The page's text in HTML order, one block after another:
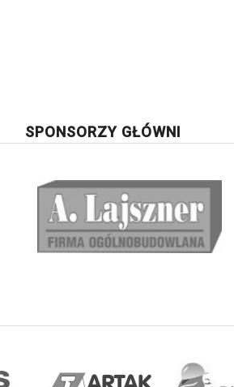
SPONSORZY GŁÓWNI